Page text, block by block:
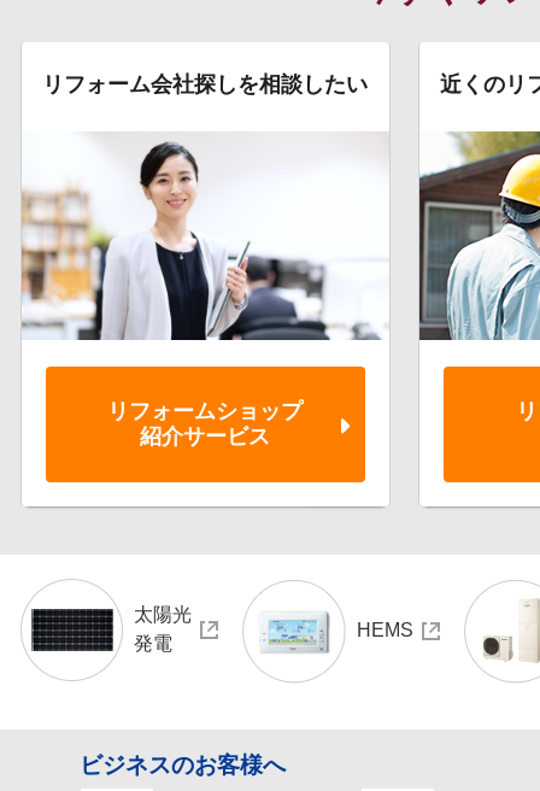
リフォーム会社探しを相談したい
リフォームショップ
紹介サービス
近くのリ
太陽光
発電
HEMS
ビジネスのお客様へ